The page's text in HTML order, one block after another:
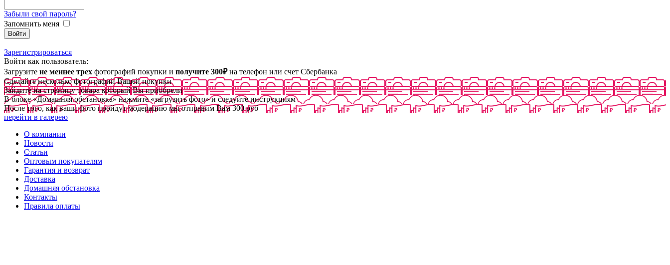
Забыли свой пароль?
Запомнить меня
Зарегистрироваться
Войти как пользователь:
Загрузите не меннее трех фотографий покупки и получите 300₽на телефон или счет Сбербанка
Сделайте несколько фотографий Вашей покупки
Зайдите на страницу товара который Вы приобрели
В блоке «Домашняя обстановка» нажмите «загрузить фото» и следуйте инструкциям
После того, как ваши фото пройдут модерацию мы отправим Вам 300 руб
перейти в галерею
О компании
Новости
Статьи
Оптовым покупателям
Гарантия и возврат
Доставка
Домашняя обстановка
Контакты
Правила оплаты